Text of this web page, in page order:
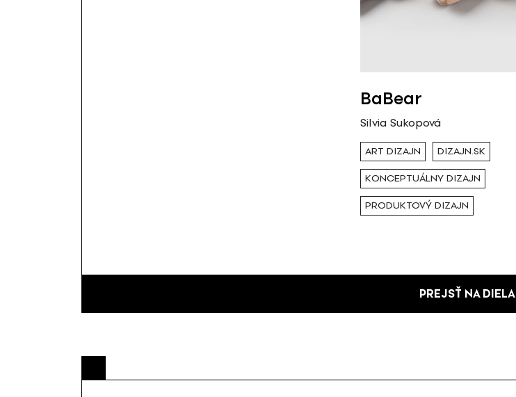
BaBear
Silvia Sukopová
ART DIZAJN DIZAJN.SK
KONCEPTUÁLNY DIZAJN
PRODUKTOVÝ DIZAJN
PREJSŤ NA DIELA